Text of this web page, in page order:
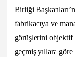
Birliği
fabrikacıya ve
görüşlerini objektif
geçmiş yıllara